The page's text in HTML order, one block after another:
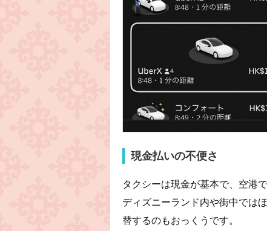
現金払いの不便さ
タクシーは現金が基本で、空港
ディズニーランド内や街中では
替するのもおっくうです。